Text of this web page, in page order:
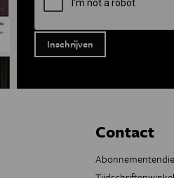
Contact